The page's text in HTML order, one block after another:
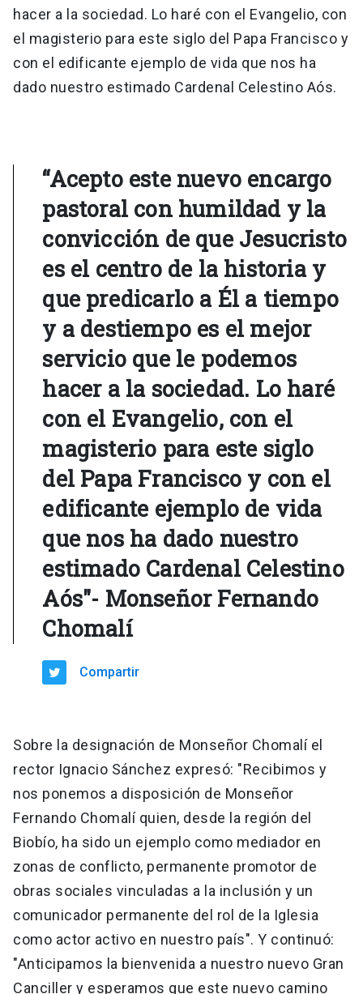
hacer a la sociedad. Lo haré con el Evangelio, con
el magisterio para este siglo del Papa Francisco y
con el edificante ejemplo de vida que nos ha
dado nuestro estimado Cardenal Celestino Aós.
“Acepto este nuevo encargo
pastoral con humildad y la
convicción de que Jesucristo
es el centro de la historia y
que predicarlo a Él a tiempo
y a destiempo es el mejor
servicio que le podemos
hacer a la sociedad. Lo haré
con el Evangelio, con el
magisterio para este siglo
del Papa Francisco y con el
edificante ejemplo de vida
que nos ha dado nuestro
estimado Cardenal Celestino
Aós"- Monseñor Fernando
Chomalí
Compartir
Sobre la designación de Monseñor Chomalí el
rector Ignacio Sánchez expresó: "Recibimos y
nos ponemos a disposición de Monseñor
Fernando Chomalí quien, desde la región del
Biobío, ha sido un ejemplo como mediador en
zonas de conflicto, permanente promotor de
obras sociales vinculadas a la inclusión y un
comunicador permanente del rol de la Iglesia
como actor activo en nuestro país". Y continuó:
"Anticipamos la bienvenida a nuestro nuevo Gran
Canciller y esperamos que este nuevo camino